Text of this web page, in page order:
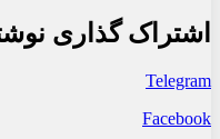
اشتراک گذاری
Telegram
Facebook